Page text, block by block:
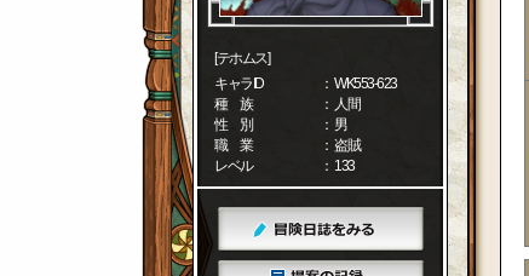
[テホムス]
キャラID
： WK553-623
種 族
： 人間
性 別
： 男
職 業
： 盗賊
レベル
： 133